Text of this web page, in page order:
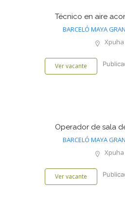
Técnico en aire
BARCELÓ MAYA
Xpuha
Ver vacante
Operador de sala
BARCELÓ MAYA
Xpuha
Ver vacante